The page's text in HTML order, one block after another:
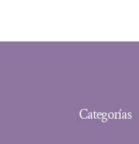
Categorías